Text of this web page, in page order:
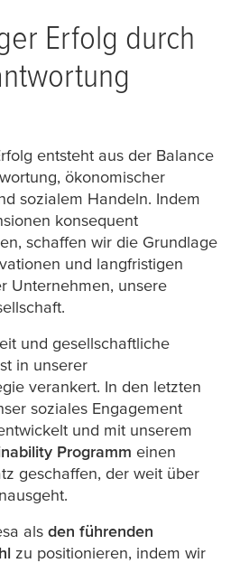
Erfolg durch
entsteht aus der Balance
ökonomischer
sozialem Handeln. Indem
konsequent
schaffen wir die Grundlage
und langfristigen
Unternehmen, unsere
und gesellschaftliche
in unserer
verankert. In den letzten
soziales Engagement
und mit unserem
Programm einen
geschaffen, der weit über
als den führenden
zu positionieren, indem wir